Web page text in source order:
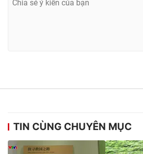
TIN CÙNG CHUYÊN MỤC